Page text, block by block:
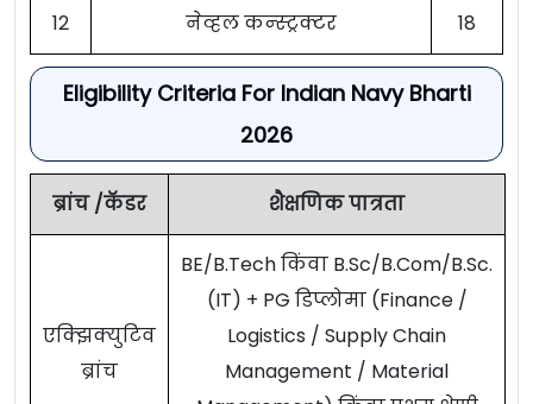
12 नेव्हल कन्स्ट्रक्टर 18
Eligibility Criteria For Indian Navy Bharti
2026
ब्रांच /कॅडर शैक्षणिक पात्रता
एक्झिक्युटिव
ब्रांच
BE/B.Tech किंवा B.Sc/B.Com/B.Sc.
(IT) + PG डिप्लोमा (Finance /
Logistics / Supply Chain
Management / Material